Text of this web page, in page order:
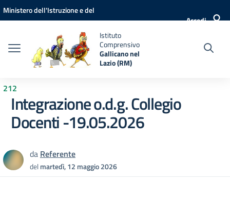
Vai ai contenuti
Vai al menu di navigazione
Vai al footer
Ministero dell'Istruzione e del
Accedi
Istituto
Comprensivo
Gallicano nel
Lazio (RM)
212
Integrazione o.d.g. Collegio
Docenti -19.05.2026
da Referente
delmartedì, 12 maggio 2026